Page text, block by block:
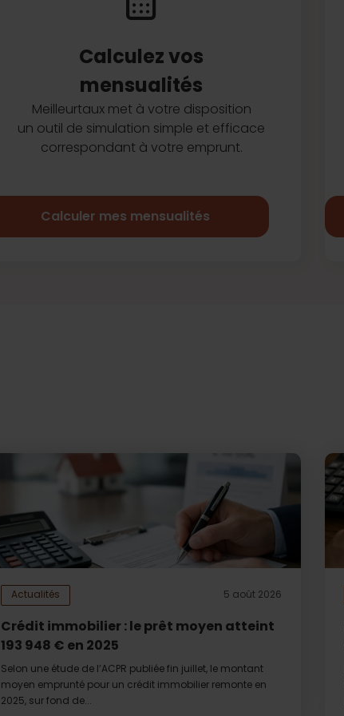
Calculez vos
mensualités
Meilleurtaux met à votre disposition
un outil de simulation simple et efficace
correspondant à votre emprunt.
Calculer mes mensualités
Actualités 5 août 2026
Crédit immobilier : le prêt moyen atteint
193 948 € en 2025
Selon une étude de l’ACPR publiée fin juillet, le montant
moyen emprunté pour un crédit immobilier remonte en
2025, sur fond de...